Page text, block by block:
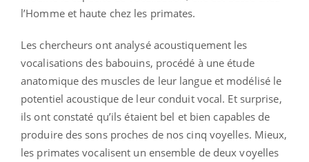
l’Homme et haute chez les primates.
Les chercheurs ont analysé acoustiquement les
vocalisations des babouins, procédé à une étude
anatomique des muscles de leur langue et modélisé le
potentiel acoustique de leur conduit vocal. Et surprise,
ils ont constaté qu’ils étaient bel et bien capables de
produire des sons proches de nos cinq voyelles. Mieux,
les primates vocalisent un ensemble de deux voyelles